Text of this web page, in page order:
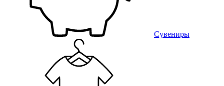
Сувениры